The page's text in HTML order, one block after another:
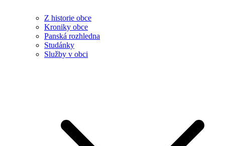
Z historie obce
Kroniky obce
Panská rozhledna
Studánky
Služby v obci